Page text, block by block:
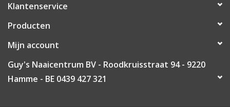
Klantenservice
Producten
Mijn account
Guy's Naaicentrum BV - Roodkruisstraat 94 - 9220
Hamme - BE 0439 427 321